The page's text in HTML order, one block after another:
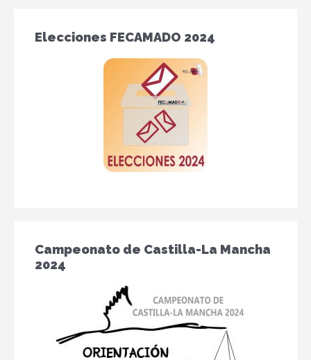
Elecciones FECAMADO 2024
Campeonato de Castilla-La Mancha
2024